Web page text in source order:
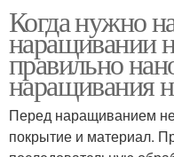
Когда нужно
наращивании
правильно
наращивания
Перед наращиванием
покрытие и материал.